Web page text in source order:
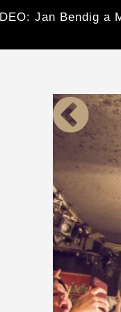
Jan Bendig a